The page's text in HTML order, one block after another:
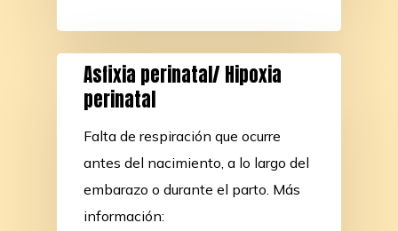
Asfixia perinatal/ Hipoxia
perinatal
Falta de respiración que ocurre
antes del nacimiento, a lo largo del
embarazo o durante el parto. Más
información: